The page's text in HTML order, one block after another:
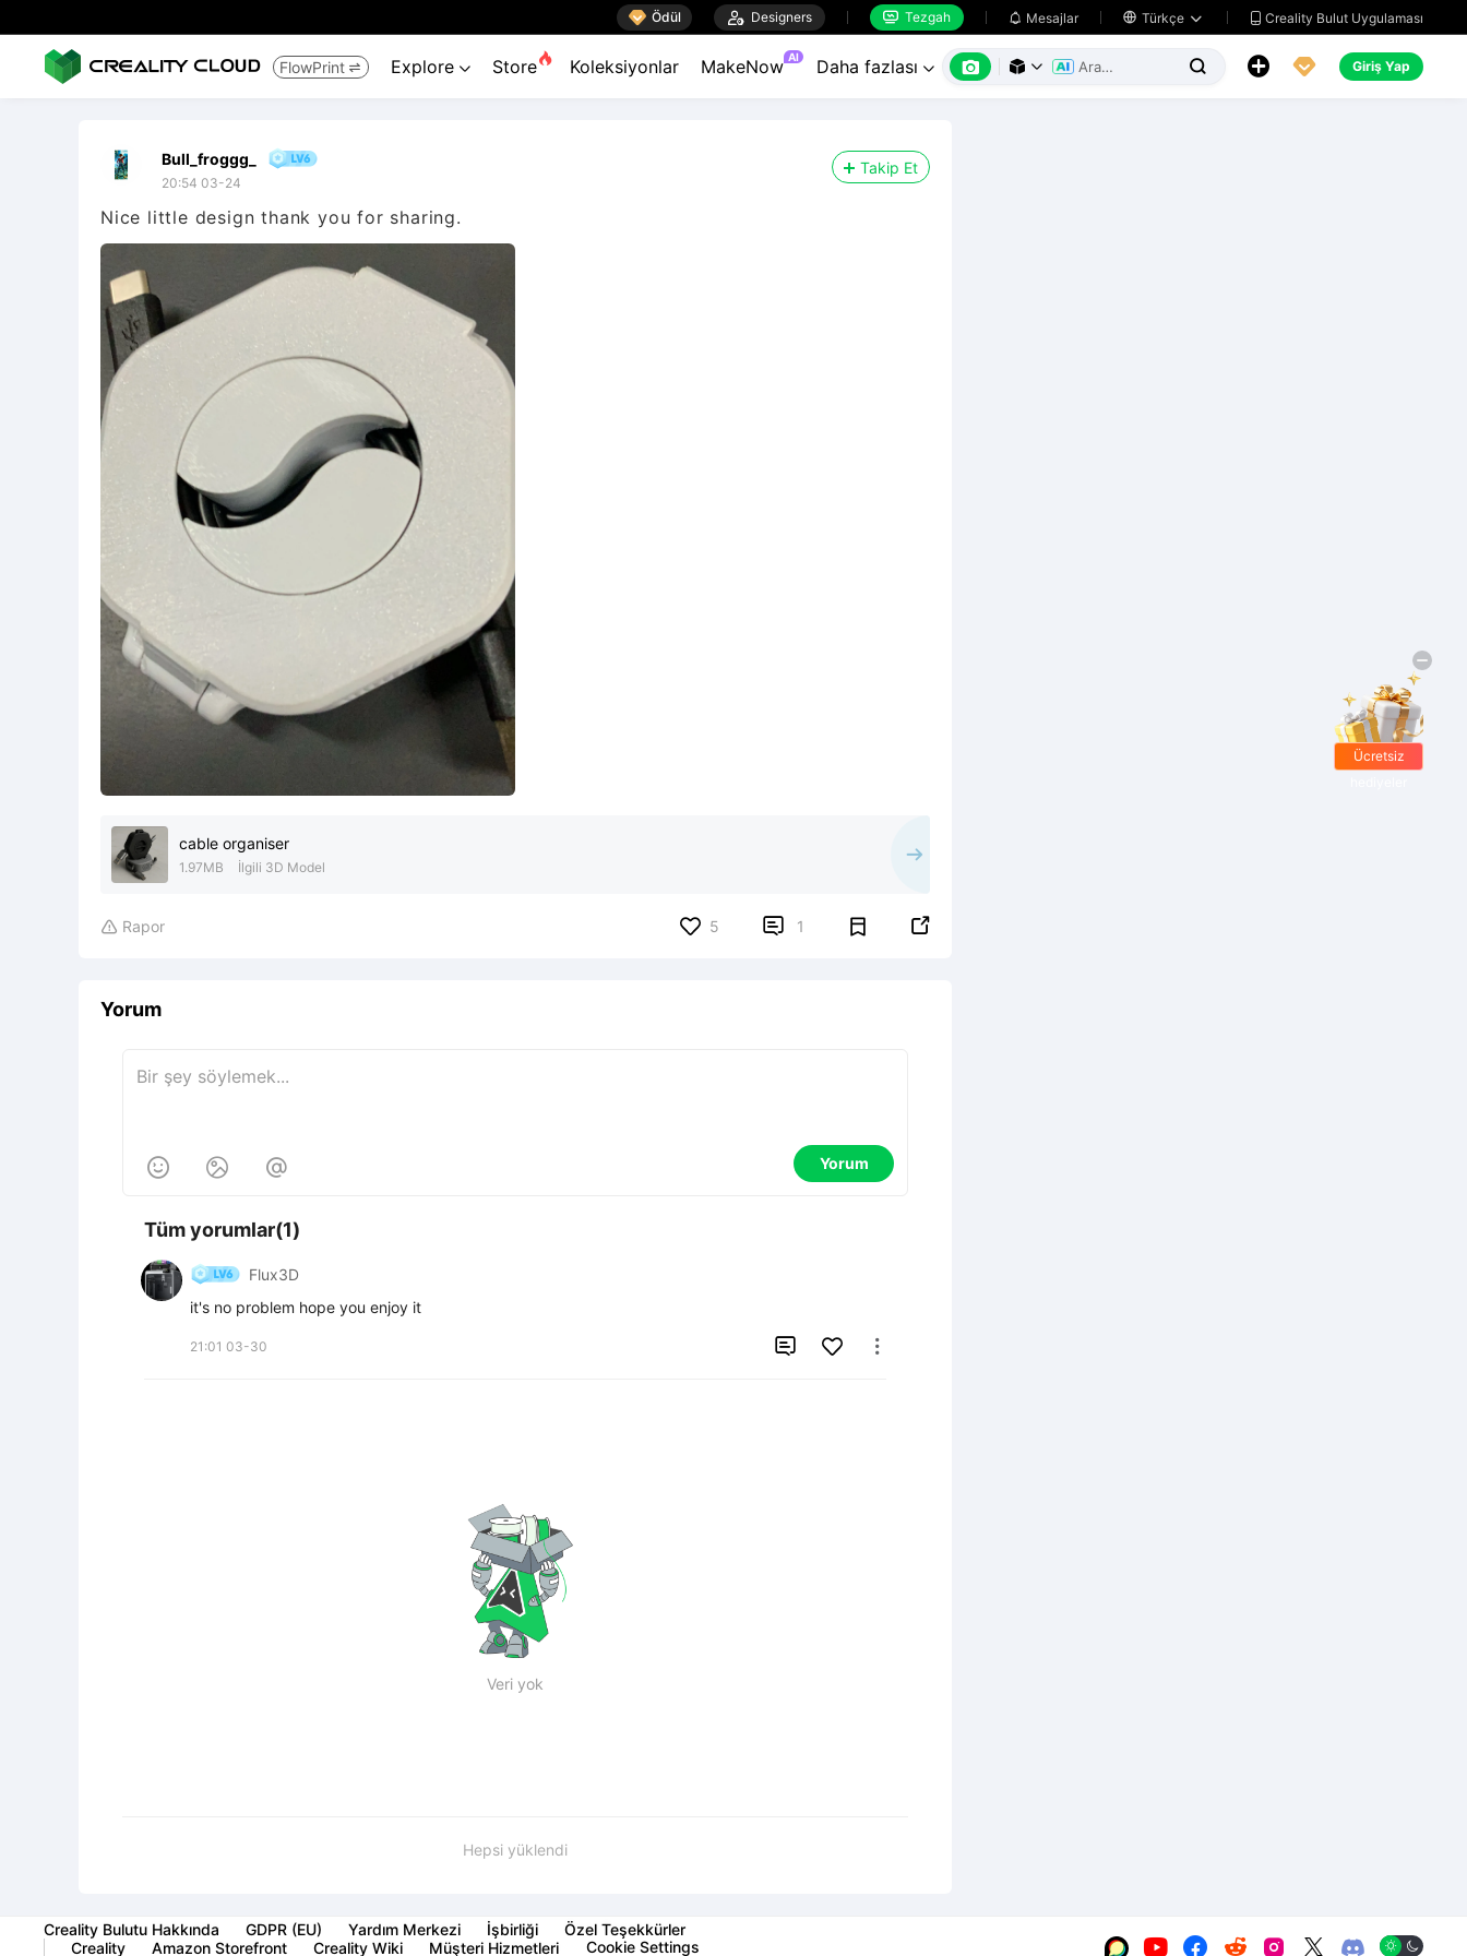
 Ödül  Designers  Tezgah  Mesajlar  Türkçe   Creality Bulut Uygulaması
FlowPrint  Explore  Store Koleksiyonlar MakeNow AI Daha fazlası        Giriş Yap
Bull_froggg_
20:54 03-24
Takip Et
Nice little design thank you for sharing.
cable organiser
1.97MB İlgili 3D Model
 Rapor 5  1 
Yorum
   Yorum
Tüm yorumlar(1)
Flux3D
it's no problem hope you enjoy it
21:01 03-30  
Veri yok
Hepsi yüklendi
Creality Bulutu Hakkında GDPR (EU) Yardım Merkezi İşbirliği
Özel Teşekkürler
Creality
Amazon Storefront Creality Wiki Müşteri Hizmetleri Cookie Settings      
Ücretsiz